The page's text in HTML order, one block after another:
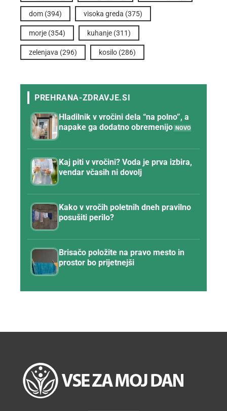
dom (394) visoka greda (375)
morje (354) kuhanje (311)
zelenjava (296) kosilo (286)
Hladilnik v vročini dela “na polno”, a
napake ga dodatno obremenijo
Kaj piti v vročini? Voda je prva izbira,
vendar včasih ni dovolj
Kako v vročih poletnih dneh pravilno
posušiti perilo?
Brisačo položite na pravo mesto in
prostor bo prijetnejši